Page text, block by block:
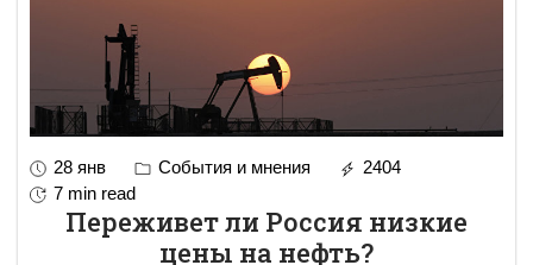
28 янв События и мнения
2404
7 min read
Переживет ли Россия низкие
цены на нефть?